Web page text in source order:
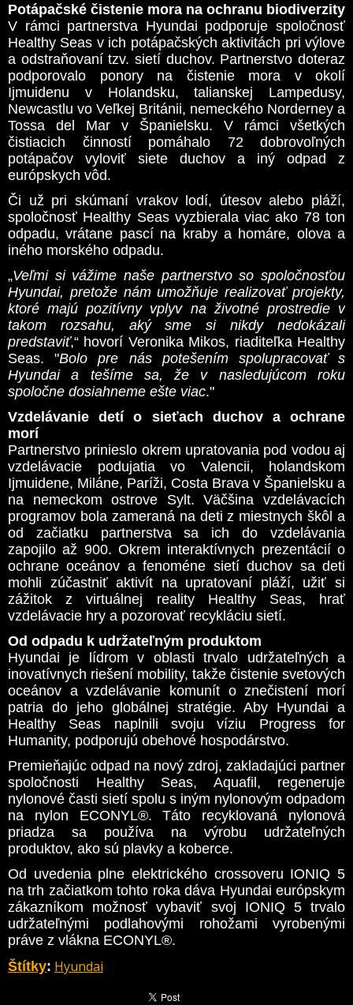
Potápačské čistenie mora na ochranu biodiverzity
V rámci partnerstva Hyundai podporuje spoločnosť
Healthy Seas v ich potápačských aktivitách pri výlove
a odstraňovaní tzv. sietí duchov. Partnerstvo doteraz
podporovalo ponory na čistenie mora v okolí
Ijmuidenu v Holandsku, talianskej Lampedusy,
Newcastlu vo Veľkej Británii, nemeckého Norderney a
Tossa del Mar v Španielsku. V rámci všetkých
čistiacich činností pomáhalo 72 dobrovoľných
potápačov vyloviť siete duchov a iný odpad z
európskych vôd.
Či už pri skúmaní vrakov lodí, útesov alebo pláží,
spoločnosť Healthy Seas vyzbierala viac ako 78 ton
odpadu, vrátane pascí na kraby a homáre, olova a
iného morského odpadu.
„Veľmi si vážime naše partnerstvo so spoločnosťou
Hyundai, pretože nám umožňuje realizovať projekty,
ktoré majú pozitívny vplyv na životné prostredie v
takom rozsahu, aký sme si nikdy nedokázali
predstaviť,“ hovorí Veronika Mikos, riaditeľka Healthy
Seas. "Bolo pre nás potešením spolupracovať s
Hyundai a tešíme sa, že v nasledujúcom roku
spoločne dosiahneme ešte viac."
Vzdelávanie detí o sieťach duchov a ochrane
morí
Partnerstvo prinieslo okrem upratovania pod vodou aj
vzdelávacie podujatia vo Valencii, holandskom
Ijmuidene, Miláne, Paríži, Costa Brava v Španielsku a
na nemeckom ostrove Sylt. Väčšina vzdelávacích
programov bola zameraná na deti z miestnych škôl a
od začiatku partnerstva sa ich do vzdelávania
zapojilo až 900. Okrem interaktívnych prezentácií o
ochrane oceánov a fenoméne sietí duchov sa deti
mohli zúčastniť aktivít na upratovaní pláží, užiť si
zážitok z virtuálnej reality Healthy Seas, hrať
vzdelávacie hry a pozorovať recykláciu sietí.
Od odpadu k udržateľným produktom
Hyundai je lídrom v oblasti trvalo udržateľných a
inovatívnych riešení mobility, takže čistenie svetových
oceánov a vzdelávanie komunít o znečistení morí
patria do jeho globálnej stratégie. Aby Hyundai a
Healthy Seas naplnili svoju víziu Progress for
Humanity, podporujú obehové hospodárstvo.
Premieňajúc odpad na nový zdroj, zakladajúci partner
spoločnosti Healthy Seas, Aquafil, regeneruje
nylonové časti sietí spolu s iným nylonovým odpadom
na nylon ECONYL®. Táto recyklovaná nylonová
priadza sa používa na výrobu udržateľných
produktov, ako sú plavky a koberce.
Od uvedenia plne elektrického crossoveru IONIQ 5
na trh začiatkom tohto roka dáva Hyundai európskym
zákazníkom možnosť vybaviť svoj IONIQ 5 trvalo
udržateľnými podlahovými rohožami vyrobenými
práve z vlákna ECONYL®.
Štítky: Hyundai